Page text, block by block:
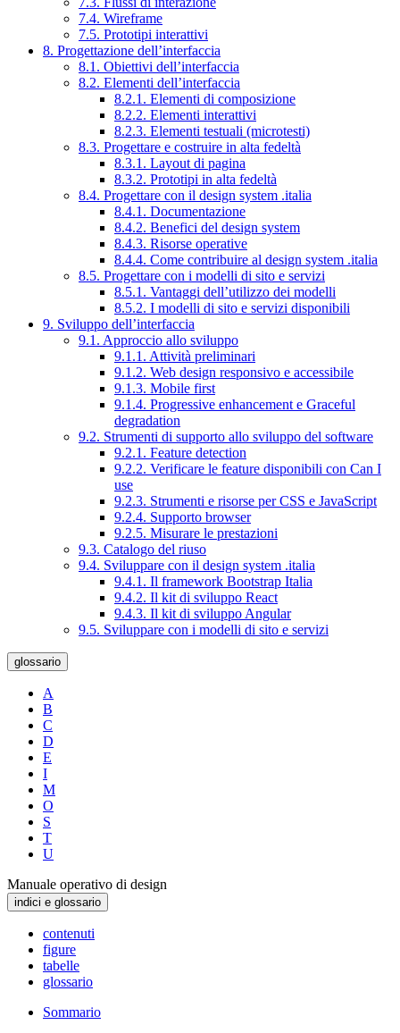
7.4. Wireframe
7.5. Prototipi interattivi
8. Progettazione dell’interfaccia
8.1. Obiettivi dell’interfaccia
8.2. Elementi dell’interfaccia
8.2.1. Elementi di composizione
8.2.2. Elementi interattivi
8.2.3. Elementi testuali (microtesti)
8.3. Progettare e costruire in alta fedeltà
8.3.1. Layout di pagina
8.3.2. Prototipi in alta fedeltà
8.4. Progettare con il design system .italia
8.4.1. Documentazione
8.4.2. Benefici del design system
8.4.3. Risorse operative
8.4.4. Come contribuire al design system .italia
8.5. Progettare con i modelli di sito e servizi
8.5.1. Vantaggi dell’utilizzo dei modelli
8.5.2. I modelli di sito e servizi disponibili
9. Sviluppo dell’interfaccia
9.1. Approccio allo sviluppo
9.1.1. Attività preliminari
9.1.2. Web design responsivo e accessibile
9.1.3. Mobile first
9.1.4. Progressive enhancement e Graceful
degradation
9.2. Strumenti di supporto allo sviluppo del software
9.2.1. Feature detection
9.2.2. Verificare le feature disponibili con Can I
use
9.2.3. Strumenti e risorse per CSS e JavaScript
9.2.4. Supporto browser
9.2.5. Misurare le prestazioni
9.3. Catalogo del riuso
9.4. Sviluppare con il design system .italia
9.4.1. Il framework Bootstrap Italia
9.4.2. Il kit di sviluppo React
9.4.3. Il kit di sviluppo Angular
9.5. Sviluppare con i modelli di sito e servizi
glossario
A
B
C
D
E
I
M
O
S
T
U
Manuale operativo di design
indici e glossario
contenuti
figure
tabelle
glossario
Sommario